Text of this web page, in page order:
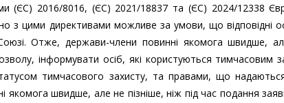
(ЄС) 2016/8016, (ЄС) 2021/18837 та (ЄС) 2024/12338
з цими директивами можливе за умови, що
Отже, держави-члени повинні якомога швидше,
інформувати осіб, які користуються тимчасовим
тимчасового захисту, та правами, що
якомога швидше, але не пізніше, ніж під час подання